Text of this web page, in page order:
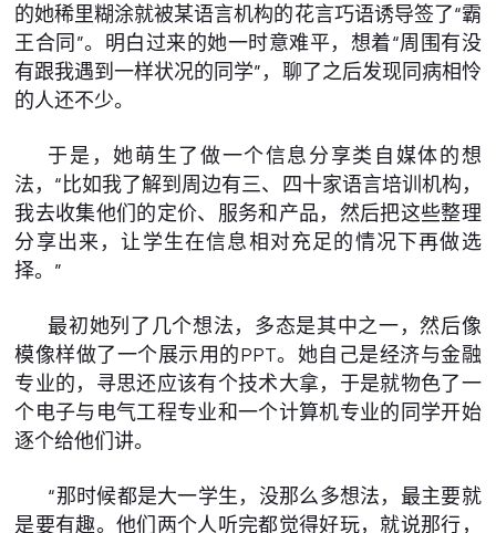
的她稀里糊涂就被某语言机构的花言巧语诱导签了“霸
王合同”。明白过来的她一时意难平，想着“周围有没
有跟我遇到一样状况的同学”，聊了之后发现同病相怜
的人还不少。
于是，她萌生了做一个信息分享类自媒体的想
法，“比如我了解到周边有三、四十家语言培训机构，
我去收集他们的定价、服务和产品，然后把这些整理
分享出来，让学生在信息相对充足的情况下再做选
择。”
最初她列了几个想法，多态是其中之一，然后像
模像样做了一个展示用的PPT。她自己是经济与金融
专业的，寻思还应该有个技术大拿，于是就物色了一
个电子与电气工程专业和一个计算机专业的同学开始
逐个给他们讲。
“那时候都是大一学生，没那么多想法，最主要就
是要有趣。他们两个人听完都觉得好玩，就说那行，